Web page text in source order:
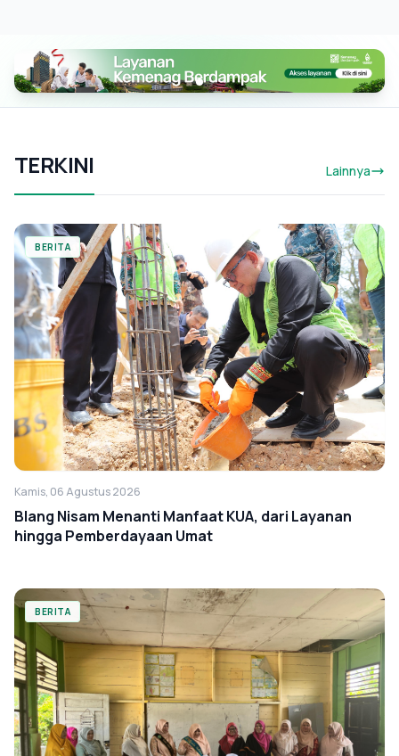
TERKINI Lainnya
BERITA
Kamis, 06 Agustus 2026
Blang Nisam Menanti Manfaat KUA, dari Layanan
hingga Pemberdayaan Umat
BERITA